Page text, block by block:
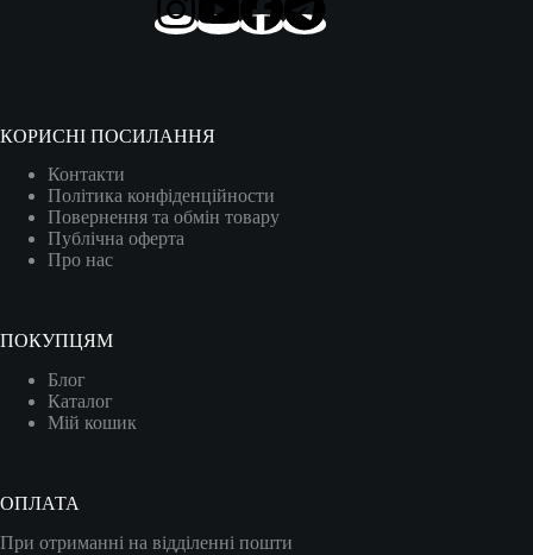
КОРИСНІ ПОСИЛАННЯ
Контакти
Політика конфіденційности
Повернення та обмін товару
Публічна оферта
Про нас
ПОКУПЦЯМ
Блог
Каталог
Мій кошик
ОПЛАТА
При отриманні на відділенні пошти